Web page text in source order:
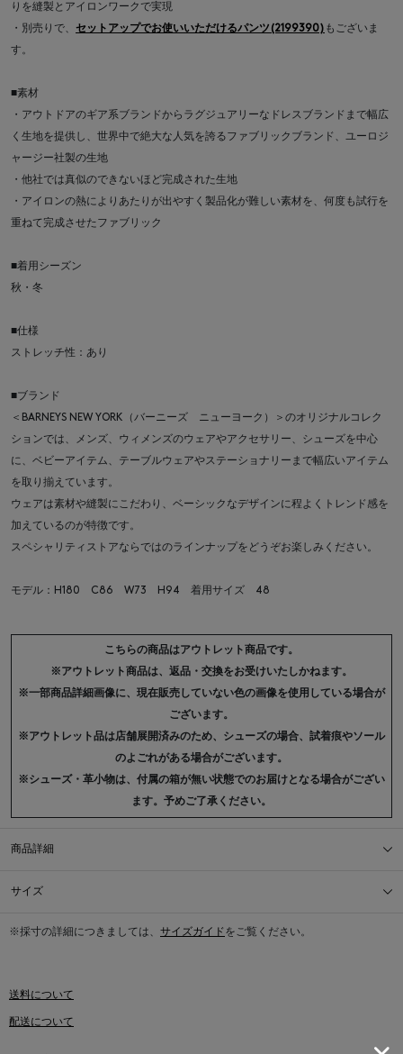
りを縫製とアイロンワークで実現
・別売りで、 セットアップでお使いいただけるパンツ(2199390) もございま
す。
■素材
・アウトドアのギア系ブランドからラグジュアリーなドレスブランドまで幅広
く生地を提供し、世界中で絶大な人気を誇るファブリックブランド、ユーロジ
ャージー社製の生地
・他社では真似のできないほど完成された生地
・アイロンの熱によりあたりが出やすく製品化が難しい素材を、何度も試行を
重ねて完成させたファブリック
■着用シーズン
秋・冬
■仕様
ストレッチ性：あり
■ブランド
＜BARNEYS NEW YORK（バーニーズ ニューヨーク）＞のオリジナルコレク
ションでは、メンズ、ウィメンズのウェアやアクセサリー、シューズを中心
に、ベビーアイテム、テーブルウェアやステーショナリーまで幅広いアイテム
を取り揃えています。
ウェアは素材や縫製にこだわり、ベーシックなデザインに程よくトレンド感を
加えているのが特徴です。
スペシャリティストアならではのラインナップをどうぞお楽しみください。
モデル：H180 C86 W73 H94 着用サイズ 48
こちらの商品はアウトレット商品です。
※アウトレット商品は、返品・交換をお受けいたしかねます。
※一部商品詳細画像に、現在販売していない色の画像を使用している場合が
ございます。
※アウトレット品は店舗展開済みのため、シューズの場合、試着痕やソール
のよごれがある場合がございます。
※シューズ・革小物は、付属の箱が無い状態でのお届けとなる場合がござい
ます。予めご了承ください。
商品詳細
サイズ
※採寸の詳細につきましては、 サイズガイドをご覧ください。
送料について
配送について